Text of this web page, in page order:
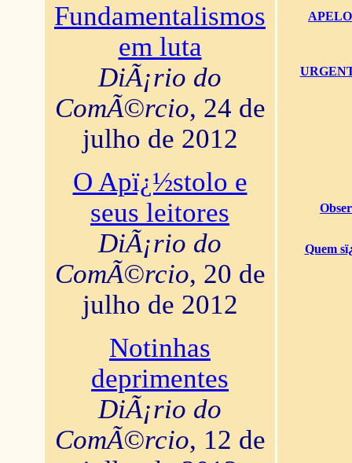
Fundamentalismos
em luta
DiÃ¡rio do
ComÃ©rcio, 24 de
julho de 2012
O Apï¿½stolo e
seus leitores
DiÃ¡rio do
ComÃ©rcio, 20 de
julho de 2012
Notinhas
deprimentes
DiÃ¡rio do
ComÃ©rcio, 12 de
Quem